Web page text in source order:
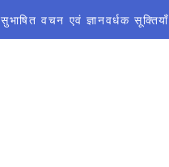
सुभाषित वचन एवं ज्ञानवर्धक सूक्तियाँ